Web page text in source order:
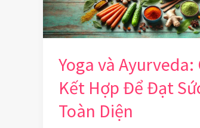
Yoga và Ayurveda:
Kết Hợp Để Đạt
Toàn Diện
Hợp
Để
Sức
Khỏe
Toàn
Diện